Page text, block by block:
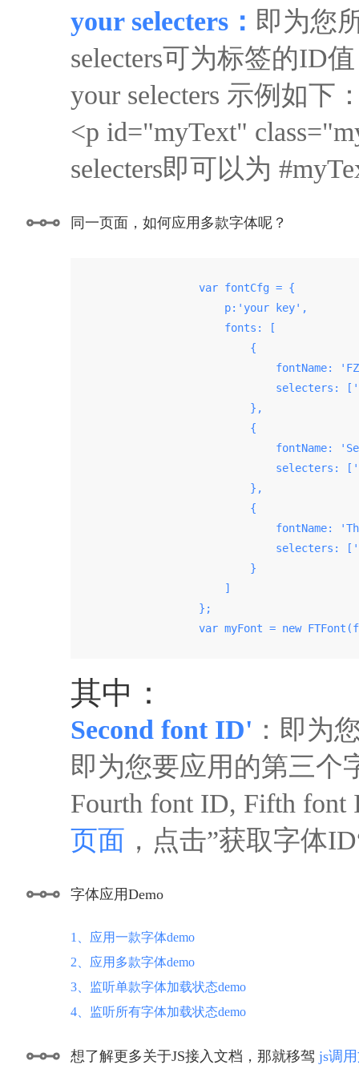
your selecters： 即为您
selecters可为标签的ID
your selecters 示例如下
<p id="myText"
selecters即可以为
同一页面，如何应用多款字体呢？
                    var fontCfg = {
                        p:'your key',
                        fonts: [
                            {
fontName:
selecters:
                            },
                            {
fontName:
selecters:
                            },
                            {
fontName:
selecters:
                            }
                        ]
                    };
var myFont = new
其中：
Second font ID' ：即为
即为您要应用的第三个
Fourth font ID, Fifth
页面 ，点击”获取字体
字体应用Demo
1、应用一款字体demo
2、应用多款字体demo
3、监听单款字体加载状态demo
4、监听所有字体加载状态demo
想了解更多关于JS接入文档，那就移驾 js调